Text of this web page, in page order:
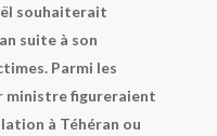
souhaiterait
suite à son
Parmi les
ministre figureraient
à Téhéran ou